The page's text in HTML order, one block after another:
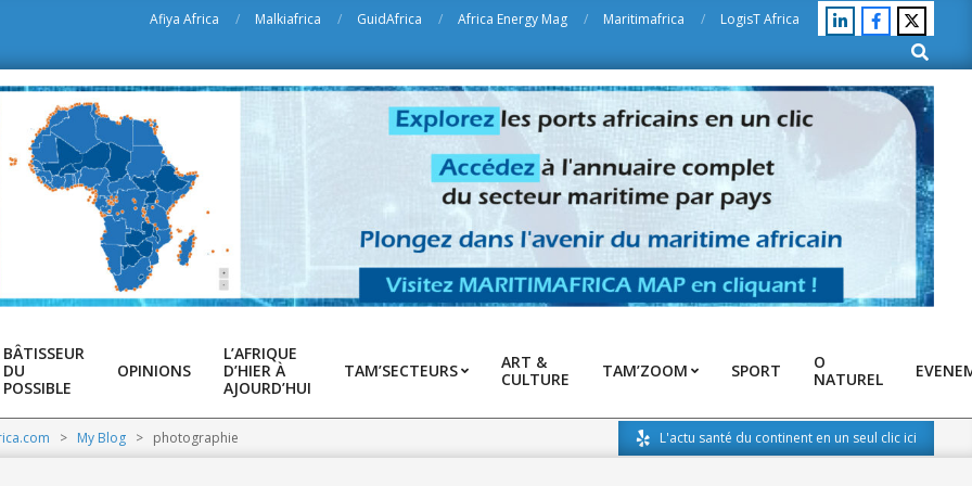
Afiya Africa Malkiafrica GuidAfrica Africa Energy Mag Maritimafrica
LogisT Africa
Search
BÂTISSEUR
DU
POSSIBLE
OPINIONS
L’AFRIQUE
D’HIER À
AJOURD’HUI
TAM’SECTEURS
ART &
CULTURE
TAM’ZOOM SPORT
O
NATUREL
> My Blog > photographie L'actu santé du continent en un seul clic ici